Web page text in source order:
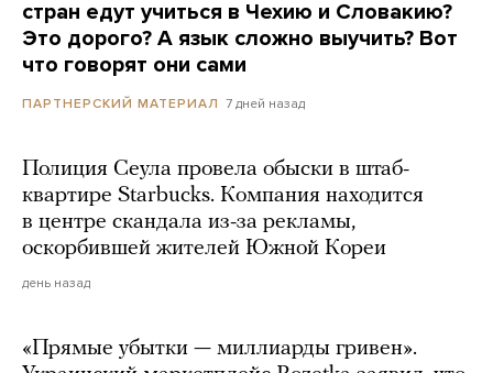
стран едут учиться в Чехию и Словакию?
Это дорого? А язык сложно выучить? Вот
что говорят они сами
ПАРТНЕРСКИЙ МАТЕРИАЛ 7 дней назад
Полиция Сеула провела обыски в штаб-
квартире Starbucks. Компания находится
в центре скандала из-за рекламы,
оскорбившей жителей Южной Кореи
день назад
«Прямые убытки — миллиарды гривен».